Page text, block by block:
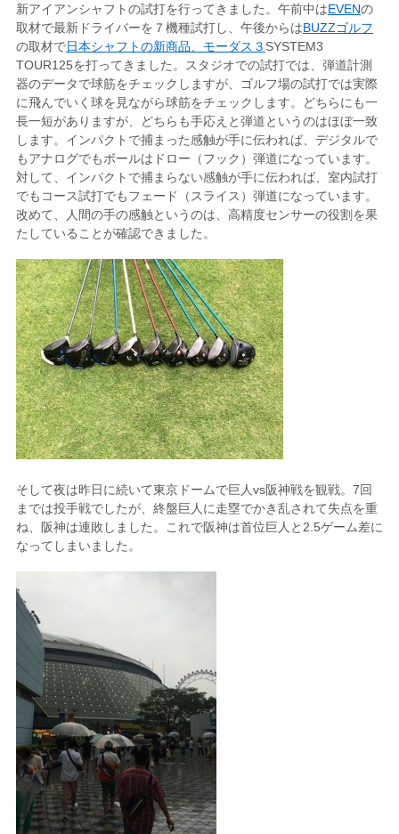
新アイアンシャフトの試打を行ってきました。午前中はEVENの
取材で最新ドライバーを７機種試打し、午後からはBUZZゴルフ
の取材で日本シャフトの新商品、モーダス３ SYSTEM3
TOUR125を打ってきました。スタジオでの試打では、弾道計測
器のデータで球筋をチェックしますが、ゴルフ場の試打では実際
に飛んでいく球を見ながら球筋をチェックします。どちらにも一
長一短がありますが、どちらも手応えと弾道というのはほぼ一致
します。インパクトで捕まった感触が手に伝われば、デジタルで
もアナログでもボールはドロー（フック）弾道になっています。
対して、インパクトで捕まらない感触が手に伝われば、室内試打
でもコース試打でもフェード（スライス）弾道になっています。
改めて、人間の手の感触というのは、高精度センサーの役割を果
たしていることが確認できました。
そして夜は昨日に続いて東京ドームで巨人vs阪神戦を観戦。7回
までは投手戦でしたが、終盤巨人に走塁でかき乱されて失点を重
ね、阪神は連敗しました。これで阪神は首位巨人と2.5ゲーム差に
なってしまいました。